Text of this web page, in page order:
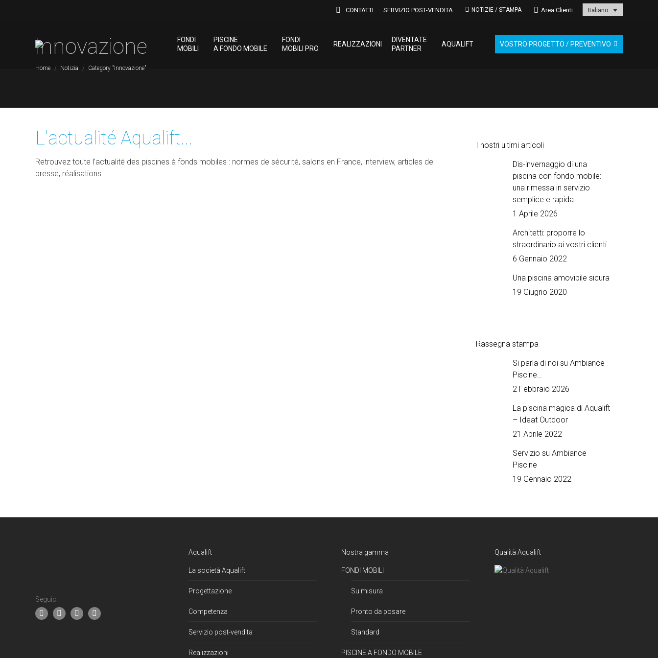
CONTATTI SERVIZIO POST-VENDITA NOTIZIE / STAMPA Area Clienti Italiano
FONDI
MOBILI
PISCINE
A FONDO MOBILE
FONDI
MOBILI PRO
REALIZZAZIONI
DIVENTATE
PARTNER
AQUALIFT VOSTRO PROGETTO / PREVENTIVO
Innovazione
You are here:
Home Notizia Category "Innovazione"
L'actualité Aqualift...
Retrouvez toute l’actualité des piscines à fonds mobiles : normes de sécurité, salons en France, interview, articles de
presse, réalisations…
I nostri ultimi articoli
Dis-invernaggio di una
piscina con fondo mobile:
una rimessa in servizio
semplice e rapida
1 Aprile 2026
Architetti: proporre lo
straordinario ai vostri clienti
6 Gennaio 2022
Una piscina amovibile sicura
19 Giugno 2020
Rassegna stampa
Si parla di noi su Ambiance
Piscine…
2 Febbraio 2026
La piscina magica di Aqualift
– Ideat Outdoor
21 Aprile 2022
Servizio su Ambiance
Piscine
19 Gennaio 2022
Seguici :
Aqualift
La società Aqualift
Progettazione
Competenza
Servizio post-vendita
Realizzazioni
Nostra gamma
FONDI MOBILI
Su misura
Pronto da posare
Standard
PISCINE A FONDO MOBILE
Qualità Aqualift